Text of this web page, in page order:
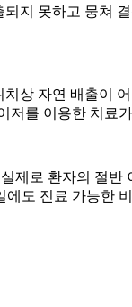
지 못하고 뭉쳐
상 자연 배출이
저를 이용한 치료
제로 환자의 절반
도 진료 가능한